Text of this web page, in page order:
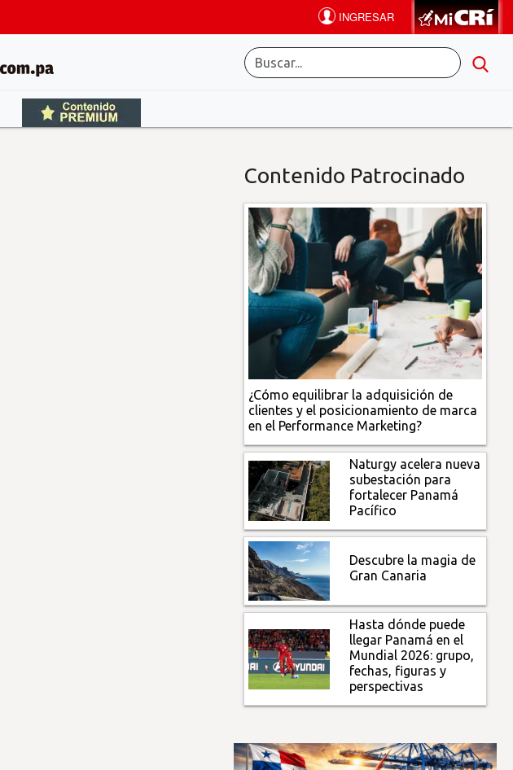
Contenido Patrocinado
¿Cómo equilibrar la adquisición de
clientes y el posicionamiento de marca
en el Performance Marketing?
Naturgy acelera nueva
subestación para
fortalecer Panamá
Pacífico
Descubre la magia de
Gran Canaria
Hasta dónde puede
llegar Panamá en el
Mundial 2026: grupo,
fechas, figuras y
perspectivas